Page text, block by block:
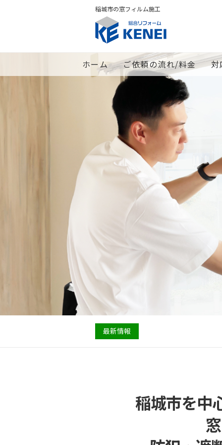
稲城市の窓フィルム施工
ホーム ご依頼の流れ/料金 対
最新情報
稲城市を中